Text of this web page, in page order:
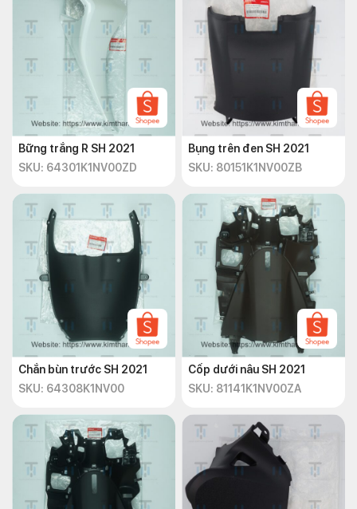
Bững trắng R SH 2021
SKU: 64301K1NV00ZD
Bụng trên đen SH 2021
SKU: 80151K1NV00ZB
Chắn bùn trước SH 2021
SKU: 64308K1NV00
Cốp dưới nâu SH 2021
SKU: 81141K1NV00ZA